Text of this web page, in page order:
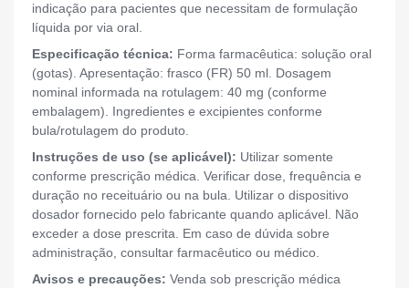
indicação para pacientes que necessitam de formulação
líquida por via oral.
Especificação técnica: Forma farmacêutica: solução oral
(gotas). Apresentação: frasco (FR) 50 ml. Dosagem
nominal informada na rotulagem: 40 mg (conforme
embalagem). Ingredientes e excipientes conforme
bula/rotulagem do produto.
Instruções de uso (se aplicável): Utilizar somente
conforme prescrição médica. Verificar dose, frequência e
duração no receituário ou na bula. Utilizar o dispositivo
dosador fornecido pelo fabricante quando aplicável. Não
exceder a dose prescrita. Em caso de dúvida sobre
administração, consultar farmacêutico ou médico.
Avisos e precauções: Venda sob prescrição médica